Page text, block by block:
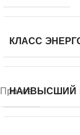
КЛАСС
Прочее
НАИВЫСШИЙ